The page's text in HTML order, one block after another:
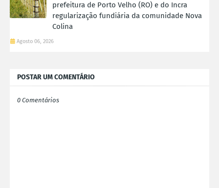
prefeitura de Porto Velho (RO) e do Incra
regularização fundiária da comunidade Nova
Colina
Agosto 06, 2026
POSTAR UM COMENTÁRIO
0 Comentários